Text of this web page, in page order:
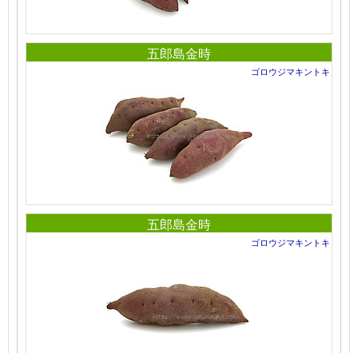
五郎島金時
ゴロウジマキントキ
五郎島金時
ゴロウジマキントキ